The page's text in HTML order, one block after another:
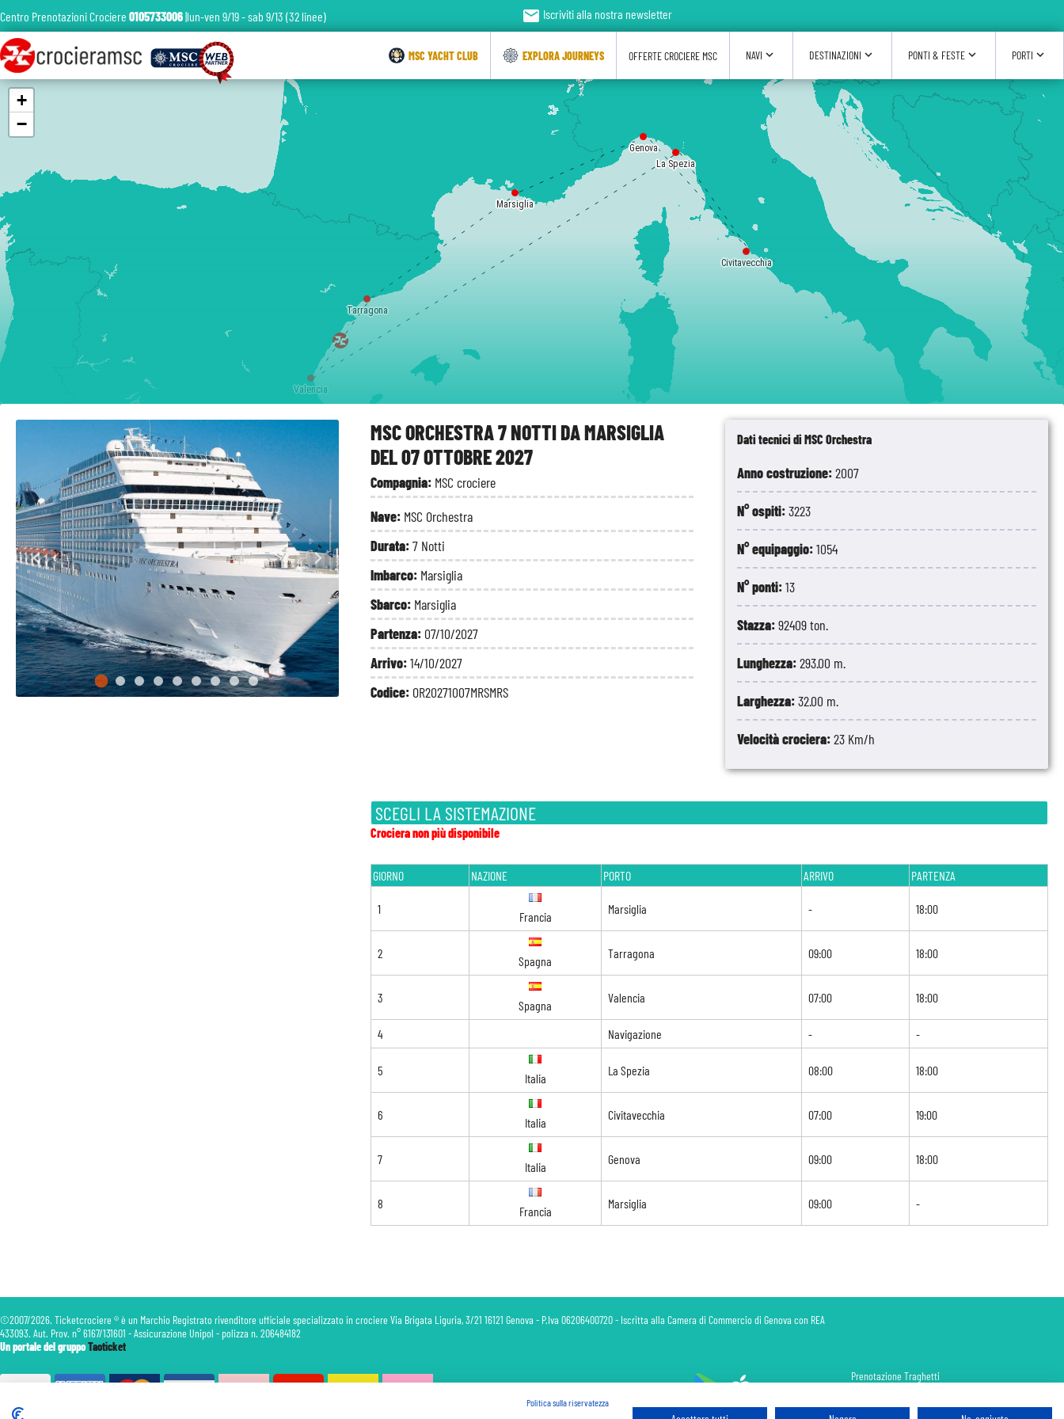
MSC ORCHESTRA 7 NOTTI DA MARSIGLIA
DEL 07 OTTOBRE 2027
Compagnia: MSC crociere
Nave: MSC Orchestra
Durata:7 Notti
Imbarco: Marsiglia
Sbarco: Marsiglia
Partenza: 07/10/2027
Arrivo:14/10/2027
Codice: OR20271007MRSMRS
Dati tecnici di MSC Orchestra
Anno costruzione:2007
N° ospiti:3223
N° equipaggio:1054
N° ponti:13
Stazza:92409 ton.
Lunghezza:293.00 m.
Larghezza:32.00 m.
Velocità crociera:23 Km/h
SCEGLI LA SISTEMAZIONE
Crociera non più disponibile
GIORNO NAZIONE PORTO ARRIVO PARTENZA
1
Francia
Marsiglia - 18:00
2
Spagna
Tarragona 09:00 18:00
3
Spagna
Valencia 07:00 18:00
4 Navigazione - -
5
Italia
La Spezia 08:00 18:00
6
Italia
Civitavecchia 07:00 19:00
7
Italia
Genova 09:00 18:00
8
Francia
Marsiglia 09:00 -
Marsiglia
Tarragona
Valencia
La Spezia
Civitavecchia
Genova
+
−
Centro Prenotazioni Crociere 0105733006|lun-ven 9/19 - sab 9/13 (32 linee) email Iscriviti alla nostra newsletter
MSC YACHT CLUB EXPLORA JOURNEYS OFFERTE CROCIERE MSC NAVI expand_more DESTINAZIONI expand_more PONTI & FESTE expand_more PORTI expand_more
©2007/2026. Ticketcrociere ® è un Marchio Registrato rivenditore ufficiale specializzato in crociere Via Brigata Liguria, 3/21 16121 Genova - P.Iva 06206400720 - Iscritta alla Camera di Commercio di Genova con REA
433093. Aut. Prov. n° 6167/131601 - Assicurazione Unipol - polizza n. 206484182
Un portale del gruppoTaoticket
Prenotazione Traghetti
Politica sulla riservatezza